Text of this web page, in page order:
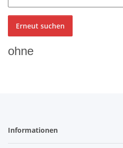
Erneut suchen
ohne
Informationen